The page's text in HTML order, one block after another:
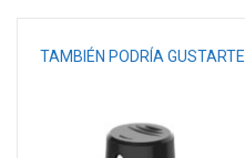
TAMBIÉN PODRÍA GUSTARTE